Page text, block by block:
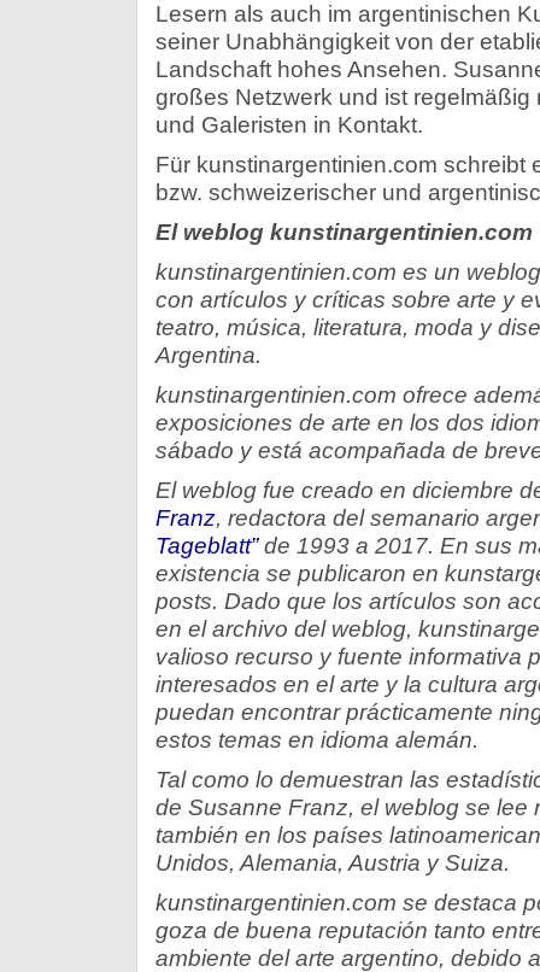
Lesern als auch im argentinischen
seiner Unabhängigkeit von der
Landschaft hohes Ansehen.
großes Netzwerk und ist regelmäßig
und Galeristen in Kontakt.
Für kunstinargentinien.com schreibt
bzw. schweizerischer und
El weblog kunstinargentinien.com
kunstinargentinien.com es un
con artículos y críticas sobre arte y
teatro, música, literatura, moda y
Argentina.
kunstinargentinien.com ofrece
exposiciones de arte en los dos
sábado y está acompañada de
El weblog fue creado en diciembre
Franz, redactora del semanario
Tageblatt”de 1993 a 2017. En sus
existencia se publicaron en
posts. Dado que los artículos son
en el archivo del weblog,
valioso recurso y fuente informativa
interesados en el arte y la cultura
puedan encontrar prácticamente
estos temas en idioma alemán.
Tal como lo demuestran las
de Susanne Franz, el weblog se lee
también en los países
Unidos, Alemania, Austria y Suiza.
kunstinargentinien.com se destaca
goza de buena reputación tanto
ambiente del arte argentino, debido